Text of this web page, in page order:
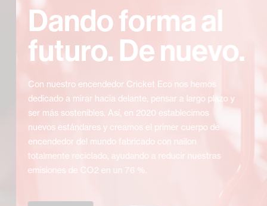
Dando forma al
futuro. De nuevo.
Con nuestro encendedor Cricket Eco nos hemos
dedicado a mirar hacia delante, pensar a largo plazo y
ser más sostenibles. Así, en 2020 establecimos
nuevos estándares y creamos el primer cuerpo de
encendedor del mundo fabricado con nailon
totalmente reciclado, ayudando a reducir nuestras
emisiones de CO2 en un 76 %.